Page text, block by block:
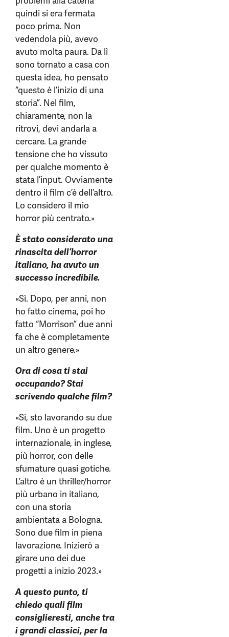
quindi si era fermata
poco prima. Non
vedendola più, avevo
avuto molta paura. Da lì
sono tornato a casa con
questa idea, ho pensato
“questo è l’inizio di una
storia”. Nel film,
chiaramente, non la
ritrovi, devi andarla a
cercare. La grande
tensione che ho vissuto
per qualche momento è
stata l’input. Ovviamente
dentro il film c’è dell’altro.
Lo considero il mio
horror più centrato.»
È stato considerato una
rinascita dell’horror
italiano, ha avuto un
successo incredibile.
«Sì. Dopo, per anni, non
ho fatto cinema, poi ho
fatto “Morrison” due anni
fa che è completamente
un altro genere.»
Ora di cosa ti stai
occupando? Stai
scrivendo qualche film?
«Sì, sto lavorando su due
film. Uno è un progetto
internazionale, in inglese,
più horror, con delle
sfumature quasi gotiche.
L’altro è un thriller/horror
più urbano in italiano,
con una storia
ambientata a Bologna.
Sono due film in piena
lavorazione. Inizierò a
girare uno dei due
progetti a inizio 2023.»
A questo punto, ti
chiedo quali film
consiglieresti, anche tra
i grandi classici, per la